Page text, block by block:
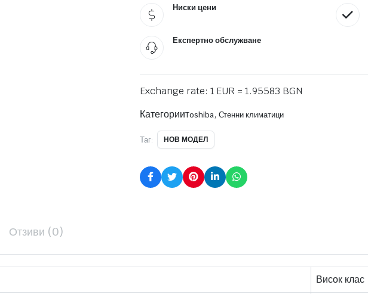
Ниски цени
Експертно обслужване
Exchange rate: 1 EUR = 1.95583 BGN
КатегорииToshiba, Стенни климатици
Таг: НОВ МОДЕЛ
Отзиви (0)
Висок клас